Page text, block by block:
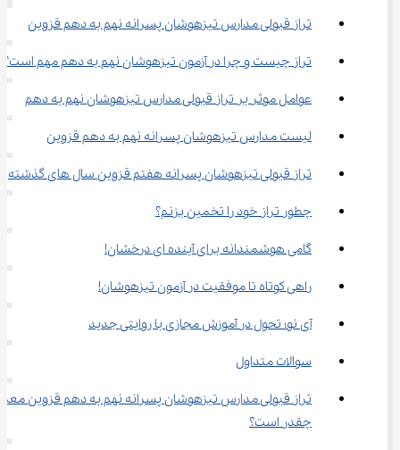
تراز قبولی مدارس تیزهوشان پسرانه نهم به دهم قزوین
تراز چیست و چرا در آزمون تیزهوشان نهم به دهم مهم است؟
عوامل موثر بر تراز قبولی مدارس تیزهوشان نهم به دهم
لیست مدارس تیزهوشان پسرانه نهم به دهم قزوین
تراز قبولی تیزهوشان پسرانه هفتم قزوین سال های گذشته
چطور تراز خود را تخمین بزنم؟
گامی هوشمندانه برای آینده ای درخشان!
راهی کوتاه تا موفقیت در آزمون تیزهوشان!
آی‌ نو؛ تحول در آموزش مجازی با روایتی جدید
سوالات متداول
تراز قبولی مدارس تیزهوشان پسرانه نهم به دهم قزوین
چقدر است؟